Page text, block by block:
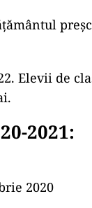
Elevii de
2021:
2020